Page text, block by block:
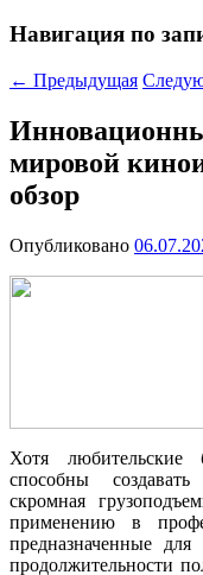
Навигация по
← Предыдущая
мировой
обзор
Опубликовано
Хотя любительские
способны
скромная
применению в
предназначенные
продолжительности